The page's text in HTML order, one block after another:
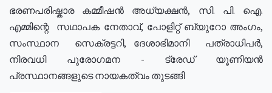
ഭരണപരിഷ്കാര കമ്മീഷൻ അധ്യക്ഷൻ, സി. പി. ഐ.
എമ്മിന്റെ സഥാപക നേതാവ്, പോളിറ്റ് ബ്യുറോ അംഗം,
സംസ്ഥാന സെക്രട്ടറി, ദേശാഭിമാനി പത്രാധിപർ,
നിരവധി പുരോഗമന - ട്രേഡ് യൂണിയൻ
പ്രസ്ഥാനങ്ങളുടെ നായകത്വം തുടങ്ങി